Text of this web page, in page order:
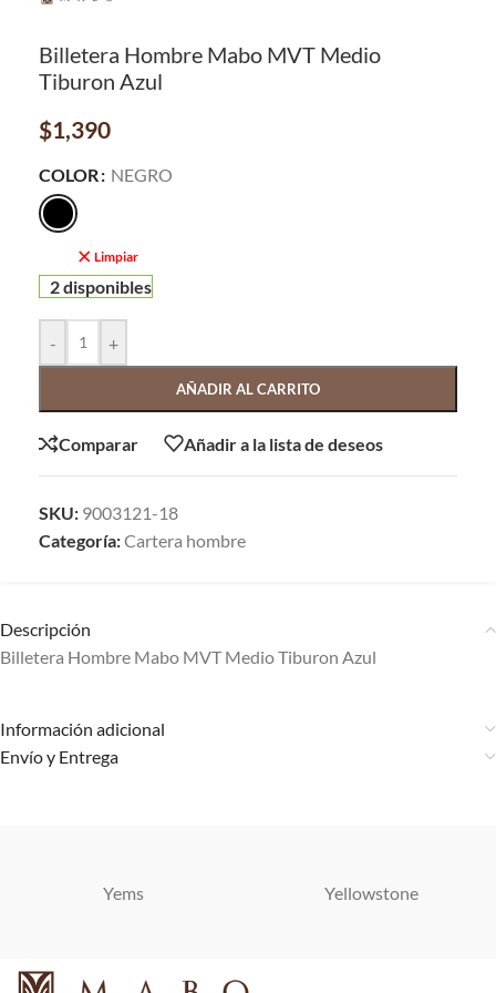
Billetera Hombre Mabo MVT Medio
Tiburon Azul
$1,390
COLOR NEGRO
Limpiar
2 disponibles
- +
AÑADIR AL CARRITO
Comparar Añadir a la lista de deseos
SKU: 9003121-18
Categoría:Cartera hombre
Descripción
Billetera Hombre Mabo MVT Medio Tiburon Azul
Información adicional
Envío y Entrega
Yems Yellowstone